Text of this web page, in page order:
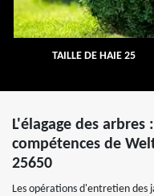
TAILLE DE HAIE 25
L'élagage des
compétences de
25650
Les opérations d'entretien des